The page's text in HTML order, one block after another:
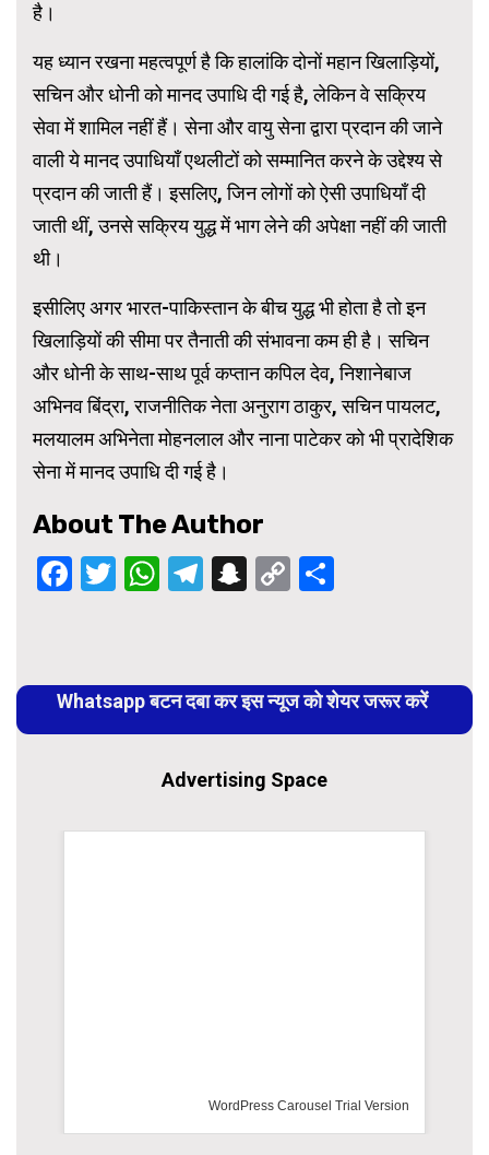
है।
यह ध्यान रखना महत्वपूर्ण है कि हालांकि दोनों महान खिलाड़ियों,
सचिन और धोनी को मानद उपाधि दी गई है, लेकिन वे सक्रिय
सेवा में शामिल नहीं हैं। सेना और वायु सेना द्वारा प्रदान की जाने
वाली ये मानद उपाधियाँ एथलीटों को सम्मानित करने के उद्देश्य से
प्रदान की जाती हैं। इसलिए, जिन लोगों को ऐसी उपाधियाँ दी
जाती थीं, उनसे सक्रिय युद्ध में भाग लेने की अपेक्षा नहीं की जाती
थी।
इसीलिए अगर भारत-पाकिस्तान के बीच युद्ध भी होता है तो इन
खिलाड़ियों की सीमा पर तैनाती की संभावना कम ही है। सचिन
और धोनी के साथ-साथ पूर्व कप्तान कपिल देव, निशानेबाज
अभिनव बिंद्रा, राजनीतिक नेता अनुराग ठाकुर, सचिन पायलट,
मलयालम अभिनेता मोहनलाल और नाना पाटेकर को भी प्रादेशिक
सेना में मानद उपाधि दी गई है।
About The Author
Facebook
Twitter
WhatsApp
Telegram
Snapchat
Copy
Reading
Whatsapp बटन दबा कर इस न्यूज को शेयर जरूर करें
Advertising Space
WordPress Carousel Trial Version